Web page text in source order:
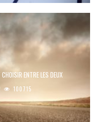
ENTRE LES DEUX
100715